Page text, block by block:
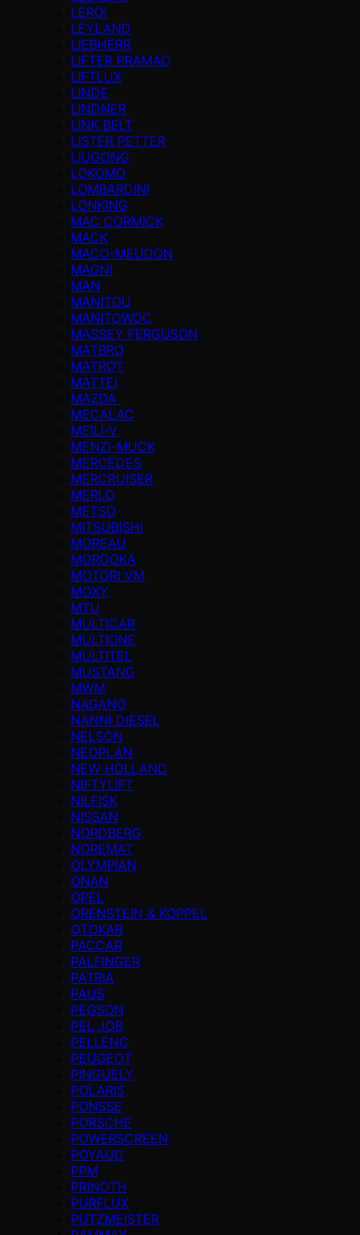
LEROI
LEYLAND
LIEBHERR
LIFTER PRAMAC
LIFTLUX
LINDE
LINDNER
LINK BELT
LISTER PETTER
LIUGONG
LOKOMO
LOMBARDINI
LONKING
MAC CORMICK
MACK
MACO-MEUDON
MAGNI
MAN
MANITOU
MANITOWOC
MASSEY FERGUSON
MATBRO
MATROT
MATTEI
MAZDA
MECALAC
MEILI-V
MENZI-MUCK
MERCEDES
MERCRUISER
MERLO
METSO
MITSUBISHI
MOREAU
MOROOKA
MOTORI VM
MOXY
MTU
MULTICAR
MULTIONE
MULTITEL
MUSTANG
MWM
NAGANO
NANNI DIESEL
NELSON
NEOPLAN
NEW HOLLAND
NIFTYLIFT
NILFISK
NISSAN
NORDBERG
NOREMAT
OLYMPIAN
ONAN
OPEL
ORENSTEIN & KOPPEL
OTOKAR
PACCAR
PALFINGER
PATRIA
PAUS
PEGSON
PEL JOB
PELLENC
PEUGEOT
PINGUELY
POLARIS
PONSSE
PORSCHE
POWERSCREEN
POYAUD
PPM
PRINOTH
PURFLUX
PUTZMEISTER